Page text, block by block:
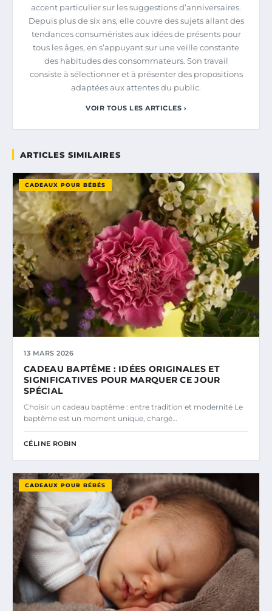
accent particulier sur les suggestions d’anniversaires.
Depuis plus de six ans, elle couvre des sujets allant des
tendances consuméristes aux idées de présents pour
tous les âges, en s’appuyant sur une veille constante
des habitudes des consommateurs. Son travail
consiste à sélectionner et à présenter des propositions
adaptées aux attentes du public.
VOIR TOUS LES ARTICLES ›
ARTICLES SIMILAIRES
CADEAUX POUR BÉBÉS
13 MARS 2026
CADEAU BAPTÊME : IDÉES ORIGINALES ET
SIGNIFICATIVES POUR MARQUER CE JOUR
SPÉCIAL
Choisir un cadeau baptême : entre tradition et modernité Le
baptême est un moment unique, chargé…
CÉLINE ROBIN
CADEAUX POUR BÉBÉS